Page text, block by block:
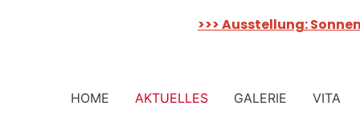
HOME AKTUELLES GALERIE VITA
>>> Ausstellung: